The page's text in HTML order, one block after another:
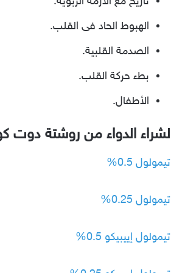
الهبوط الحاد فى القلب.
الصدمة القلبية.
بطء حركة القلب.
الأطفال.
لشراء الدواء من روشتة دوت
تيمولول 0.5%
تيمولول 0.25%
تيمولول إييبيكو 0.5%